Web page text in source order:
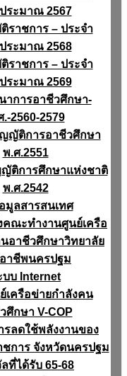
ระมาณ 2567
ราชการ – ประจำ
ระมาณ 2568
ราชการ – ประจำ
ระมาณ 2569
การอาชีวศึกษา-
.-2560-2579
ญัติการอาชีวศึกษา
พ.ศ.2551
ติการศึกษาแห่งชาติ
พ.ศ.2542
มูลสารสนเทศ
คณะทำงานศูนย์เครือ
อาชีวศึกษาวิทยาลัย
าชีพนครปฐม
บบ Internet
เครือข่ายกำลังคน
ศึกษา V-COP
รลดใช้พลังงานของ
ชการ จังหวัดนครปฐม
ลที่ได้รับ 65-68